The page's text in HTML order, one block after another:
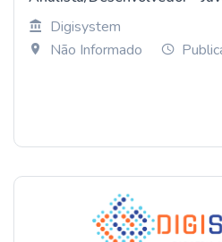
Digisystem
Não Informado